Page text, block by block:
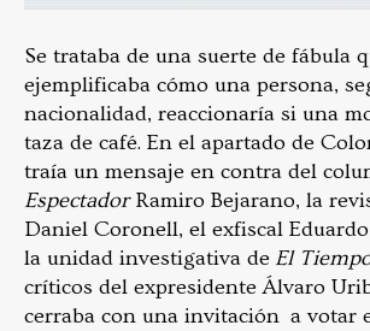
Se trataba de una suerte de fábula
ejemplificaba cómo una persona,
nacionalidad, reaccionaría si una
taza de café. En el apartado de
traía un mensaje en contra del
EspectadorRamiro Bejarano, la
Daniel Coronell, el exfiscal
la unidad investigativa deEl
críticos del expresidente Álvaro
cerraba con una invitación a votar